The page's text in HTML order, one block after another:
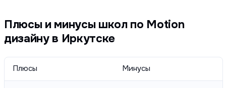
Плюсы и минусы школ по Motion
дизайну в Иркутске
Плюсы Минусы